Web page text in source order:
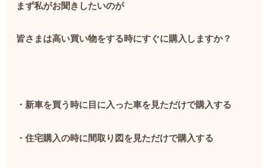
まず私がお聞きしたいのが
皆さまは高い買い物をする時にすぐに購入しますか？
・新車を買う時に目に入った車を見ただけで購入する
・住宅購入の時に間取り図を見ただけで購入する